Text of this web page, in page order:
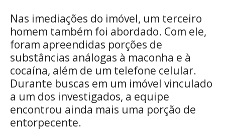
Nas imediações do imóvel, um terceiro
homem também foi abordado. Com ele,
foram apreendidas porções de
substâncias análogas à maconha e à
cocaína, além de um telefone celular.
Durante buscas em um imóvel vinculado
a um dos investigados, a equipe
encontrou ainda mais uma porção de
entorpecente.